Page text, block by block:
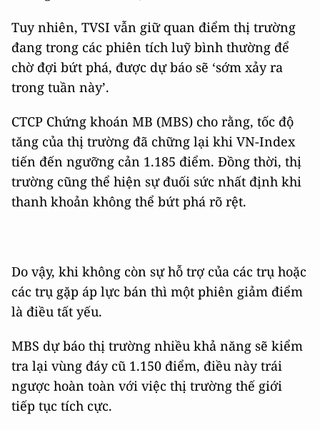
Tuy nhiên, TVSI vẫn giữ quan điểm thị trường
đang trong các phiên tích luỹ bình thường để
chờ đợi bứt phá, được dự báo sẽ ‘sớm xảy ra
trong tuần này’.
CTCP Chứng khoán MB (MBS) cho rằng, tốc độ
tăng của thị trường đã chững lại khi VN-Index
tiến đến ngưỡng cản 1.185 điểm. Đồng thời, thị
trường cũng thể hiện sự đuối sức nhất định khi
thanh khoản không thể bứt phá rõ rệt.
Do vậy, khi không còn sự hỗ trợ của các trụ hoặc
các trụ gặp áp lực bán thì một phiên giảm điểm
là điều tất yếu.
MBS dự báo thị trường nhiều khả năng sẽ kiểm
tra lại vùng đáy cũ 1.150 điểm, điều này trái
ngược hoàn toàn với việc thị trường thế giới
tiếp tục tích cực.